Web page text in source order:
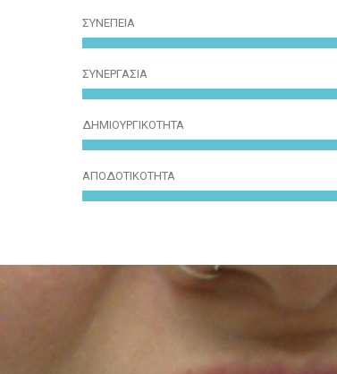
ΣΥΝΕΠΕΙΑ
ΣΥΝΕΡΓΑΣΙΑ
ΔΗΜΙΟΥΡΓΙΚΟΤΗΤΑ
ΑΠΟΔΟΤΙΚΟΤΗΤΑ